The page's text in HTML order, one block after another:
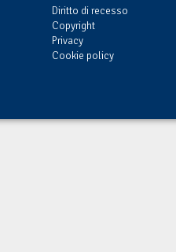
Diritto di recesso
Copyright
Privacy
Cookie policy